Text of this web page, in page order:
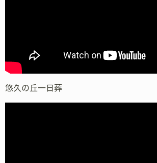
悠久の丘一日葬